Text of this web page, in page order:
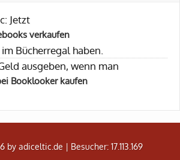
Jetzt
verkaufen
Bücherregal haben.
ausgeben, wenn man
Booklooker kaufen
by adiceltic.de | Besucher: 17.113.169